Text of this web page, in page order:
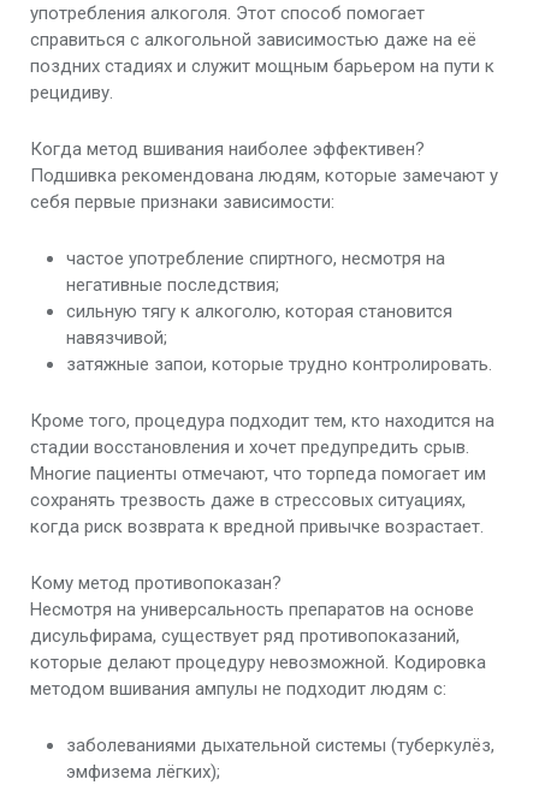
употребления алкоголя. Этот способ помогает
справиться с алкогольной зависимостью даже на её
поздних стадиях и служит мощным барьером на пути к
рецидиву.
Когда метод вшивания наиболее эффективен?
Подшивка рекомендована людям, которые замечают у
себя первые признаки зависимости:
частое употребление спиртного, несмотря на
негативные последствия;
сильную тягу к алкоголю, которая становится
навязчивой;
затяжные запои, которые трудно контролировать.
Кроме того, процедура подходит тем, кто находится на
стадии восстановления и хочет предупредить срыв.
Многие пациенты отмечают, что торпеда помогает им
сохранять трезвость даже в стрессовых ситуациях,
когда риск возврата к вредной привычке возрастает.
Кому метод противопоказан?
Несмотря на универсальность препаратов на основе
дисульфирама, существует ряд противопоказаний,
которые делают процедуру невозможной. Кодировка
методом вшивания ампулы не подходит людям с:
заболеваниями дыхательной системы (туберкулёз,
эмфизема лёгких);